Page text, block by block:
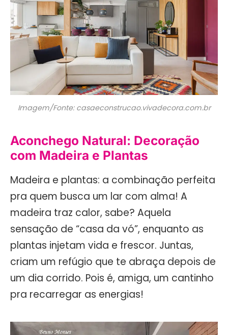
Imagem/Fonte: casaeconstrucao.vivadecora.com.br
Aconchego Natural: Decoração
com Madeira e Plantas
Madeira e plantas: a combinação perfeita
pra quem busca um lar com alma! A
madeira traz calor, sabe? Aquela
sensação de “casa da vó”, enquanto as
plantas injetam vida e frescor. Juntas,
criam um refúgio que te abraça depois de
um dia corrido. Pois é, amiga, um cantinho
pra recarregar as energias!